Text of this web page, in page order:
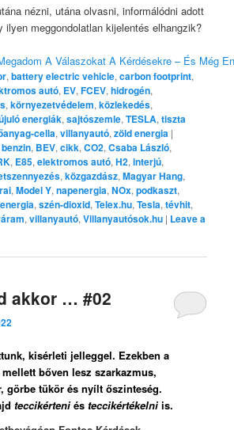
nézni, utána olvasni, informálódni adott
ilyen meggondolatlan kijelentés elhangzik?
A Válaszokat A Kérdésekre – És Még
,battery electric vehicle,carbon footprint,
autó, EV,FCEV,hidrogén,
,környezetvédelem,közlekedés,
energiák,sajtószemle,TESLA,tiszta
cella,villanyautó,zöld energia |
benzin, BEV,cikk,CO2,Csaba László,
, E85,elektromos autó,H2,interjú,
,közgazdász,Magyar Hang,
,Model Y,napenergia,NOx,podkaszt,
,szén-dioxid,Telex.hu,Tesla,tévhit,
,villanyautó,Villanyautósok.hu | Leave a
akkor … #02
kisérleti jelleggel. Ezekben a
bőven lesz szarkazmus,
görbe tükör és nyílt őszinteség.
teccikérteniésteccikértékelniis.